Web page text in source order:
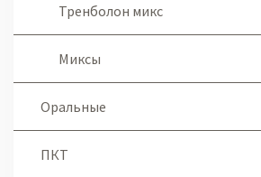
Тренболон микс
Миксы
Оральные
ПКТ